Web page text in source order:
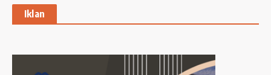
Iklan